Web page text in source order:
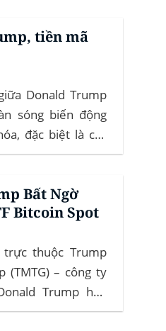
dịch tiền mã
tiền mã
Donald Trump
sóng biến động
đặc biệt là các
rời khỏi D.O.G.E.
Efficiency) và chỉ
của Trump,...
Bất Ngờ
Bitcoin Spot
trực thuộc Trump
(TMTG) – công ty
Trump hậu
hồ sơ lên Ủy